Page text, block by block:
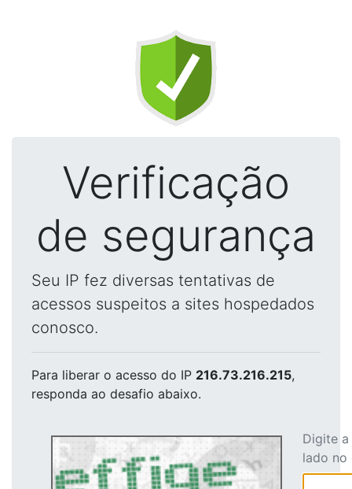
Verificação
de segurança
Seu IP fez diversas tentativas de
acessos suspeitos a sites hospedados
conosco.
Para liberar o acesso do IP 216.73.216.215,
responda ao desafio abaixo.
Digite
lado no